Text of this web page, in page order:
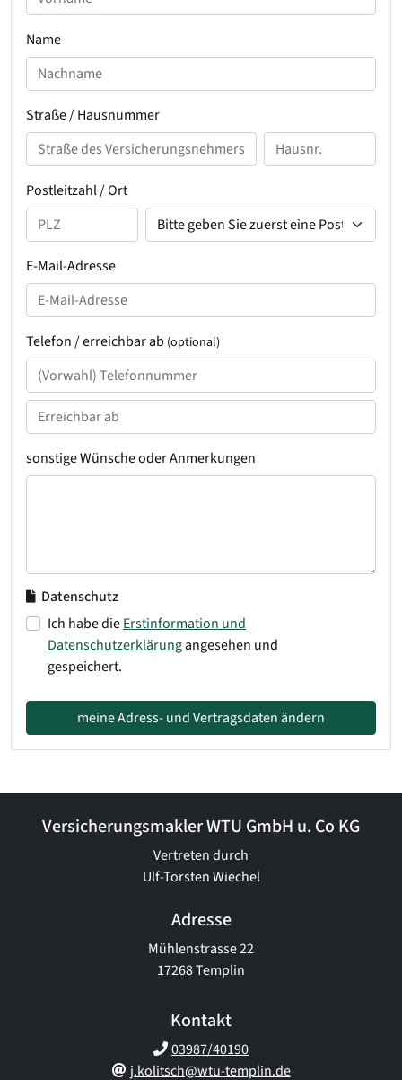
Name
Straße / Hausnummer
Postleitzahl / Ort
E-Mail-Adresse
Telefon / erreichbar ab (optional)
sonstige Wünsche oder Anmerkungen
Datenschutz
Ich habe dieErstinformation und
Datenschutzerklärungangesehen und
gespeichert.
meine Adress- und Vertragsdaten ändern
Versicherungsmakler WTU GmbH u. Co KG
Vertreten durch
Ulf-Torsten Wiechel
Adresse
Mühlenstrasse 22
17268 Templin
Kontakt
03987/40190
j.kolitsch@wtu-templin.de